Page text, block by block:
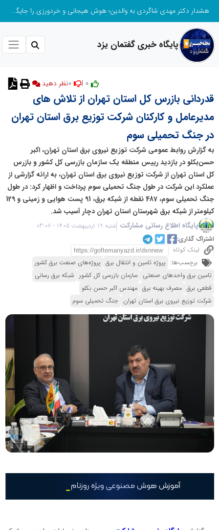
هشدار دکتر مهدی شاگردی به والدین؛ هوش هیجانی و خردورزی را جایگزین نمره‌محوری کنید
پایگاه خبری گفتمان یزد
قدردانی بازرس کل استان تهران از تلاش های
مدیرعامل و کارکنان شرکت توزیع برق استان تهران
در جنگ تحمیلی سوم
به گزارش روابط عمومی شرکت توزیع نیروی برق استان تهران، اکبر
حسن‌بکلو در بازدید رییس منطقه یک سازمان بازرسی کل کشور و بازرس
کل استان تهران از شرکت توزیع نیروی برق استان تهران، به ارائه گزارشی از
عملکرد این شرکت در طول جنگ تحمیلی سوم پرداخت و اظهار کرد: در طول
جنگ تحمیلی سوم، 487 نقطه از شبکه برق، 91 پست هوایی و زمینی و 129
کیلومتر از شبکه برق شهرستان استان تهران دچار آسیب شد.
پایگاه اطلاع رسانی مشارکت شنبه 19 اردیبهشت 1405 - 03:06
اشتراک گذاری:
لینک کوتاه
برچسب‌ها: پروژه تامین و انتقال برق پروژه‌های صنعت برق کشور
تامین برق واحدهای صنعتی سازمان بازرسی کل کشور شبکه برق رسانی
قطعی برق مصرف بهینه برق مهندس اکبر حسن بکلو
شرکت توزیع نیروی برق استان تهران جنگ تحمیلی سوم